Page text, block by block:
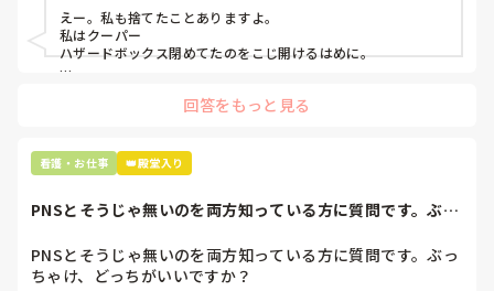
と言われました。。
たしかに、よくよく考えてみれば
手術室で使った物品も全部滅菌して使いまわすし、
なんで頭回らなかったんだろう😭
市長さんは、
患者さんに迷惑かけたわけじゃないから大丈夫、
自分が情けなくて情けなくて😭
こんなバカな私をせめて笑い飛ばしてください笑
えー。私も捨てたことありますよ。
私はクーパー
ハザードボックス閉めてたのをこじ開けるはめに。
に出しちゃったり。(これは問題か💦)
回答をもっと見る
看護・お仕事 👑殿堂入り
PNSとそうじゃ無いのを両方知っている方に質問です。ぶっ
PNSとそうじゃ無いのを両方知っている方に質問です。ぶっ
ちゃけ、どっちがいいですか？